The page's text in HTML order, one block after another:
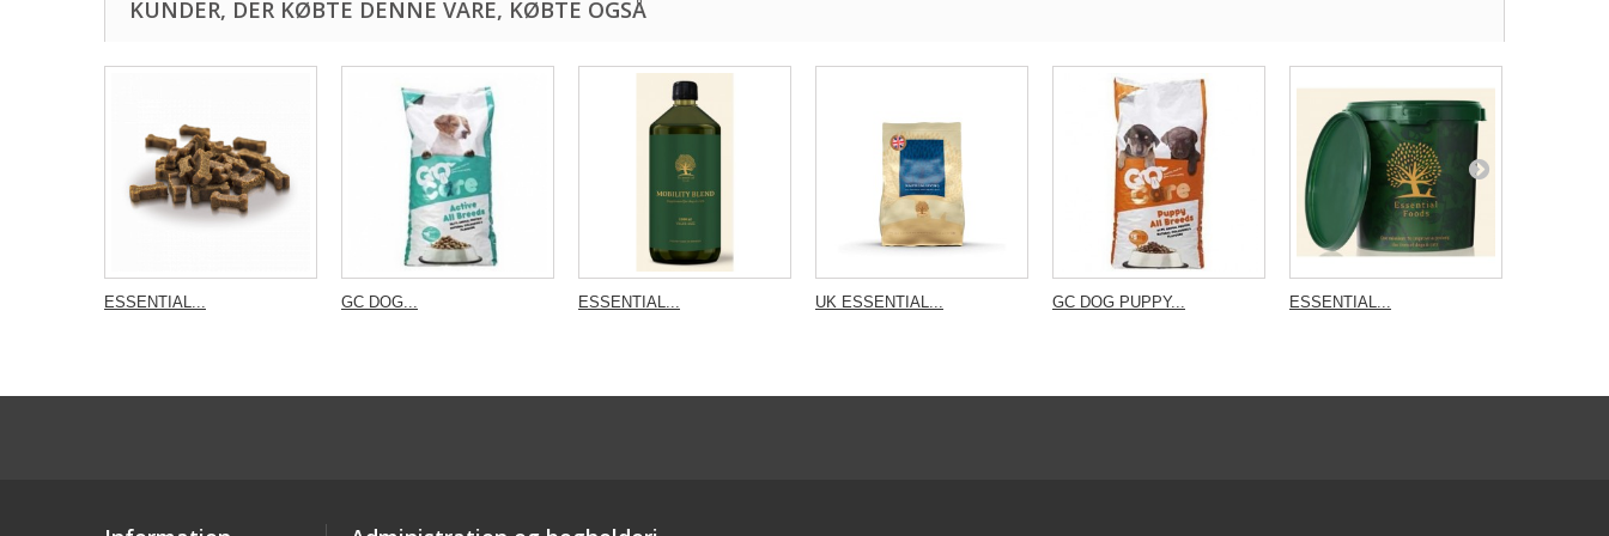
KUNDER, DER KØBTE DENNE VARE, KØBTE OGSÅ
ESSENTIAL... GC DOG... ESSENTIAL... UK ESSENTIAL... GC DOG PUPPY... ESSENTIAL...